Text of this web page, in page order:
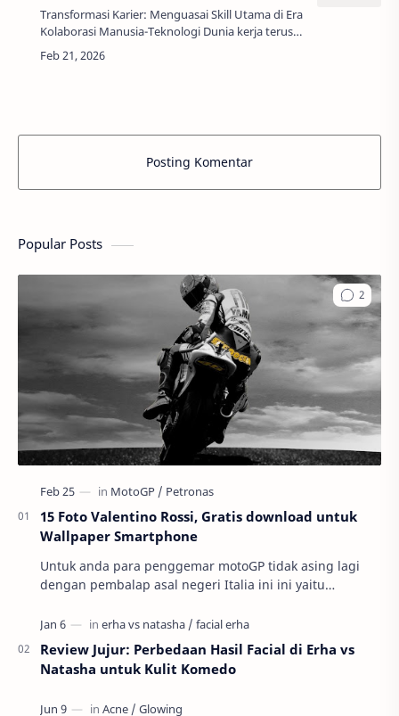
Transformasi Karier: Menguasai Skill Utama di Era
Kolaborasi Manusia-Teknologi Dunia kerja terus
berubah. Dulu, kita bersaing dengan sesama
manusia. Sekarang, kita d…
Posting Komentar
Popular Posts
15 Foto Valentino Rossi, Gratis download untuk
Wallpaper Smartphone
Untuk anda para penggemar motoGP tidak asing lagi
dengan pembalap asal negeri Italia ini ini yaitu
Review Jujur: Perbedaan Hasil Facial di Erha vs
Natasha untuk Kulit Komedo